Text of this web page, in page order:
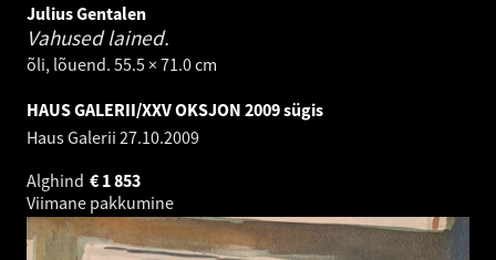
Julius Gentalen
Vahused lained.
õli, lõuend. 55.5 × 71.0 cm
HAUS GALERII/XXV OKSJON 2009 sügis
Haus Galerii 27.10.2009
Alghind
1 853
€
Viimane pakkumine